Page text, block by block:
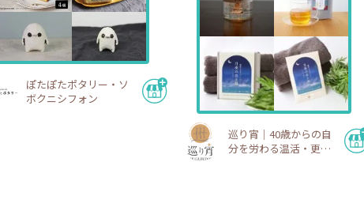
ぽたぽたポタリー・ソ
ボクニシフォン
巡り宵｜40歳からの自
分を労わる温活・更年